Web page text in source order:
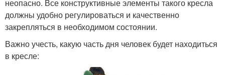
неопасно. Все конструктивные элементы такого кресла
должны удобно регулироваться и качественно
закрепляться в необходимом состоянии.
Важно учесть, какую часть дня человек будет находиться
в кресле: